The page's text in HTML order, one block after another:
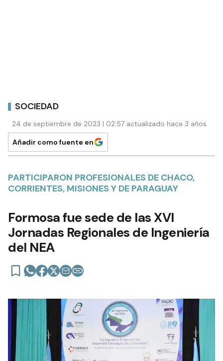
SOCIEDAD
24 de septiembre de 2023 | 02:57 actualizado hace 3 años
Añadir como fuente en
PARTICIPARON PROFESIONALES DE CHACO,
CORRIENTES, MISIONES Y DE PARAGUAY
Formosa fue sede de las XVI
Jornadas Regionales de Ingeniería
del NEA